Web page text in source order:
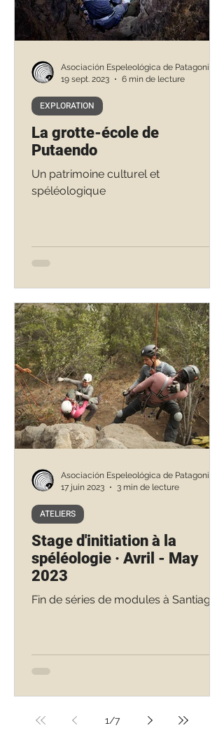
La grotte-école de
Putaendo
Un patrimoine culturel et
spéléologique
EXPLORATION
Asociación Espeleológica de Patagonia
19 sept. 2023
6 min de lecture
Stage d'initiation à la
spéléologie · Avril - May
2023
Fin de séries de modules à Santiago
ATELIERS
Asociación Espeleológica de Patagonia
17 juin 2023
3 min de lecture
1/7